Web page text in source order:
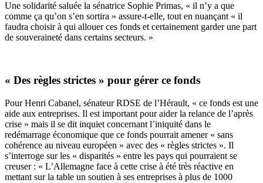
Une solidarité saluée la sénatrice Sophie Primas, « il n’y a que
comme ça qu’on s’en sortira » assure-t-elle, tout en nuançant « il
faudra choisir à qui allouer ces fonds et certainement garder une part
de souveraineté dans certains secteurs. »
« Des règles strictes » pour gérer ce fonds
Pour Henri Cabanel, sénateur RDSE de l’Hérault, « ce fonds est une
aide aux entreprises. Il est important pour aider la relance de l’après
crise » mais il se dit inquiet concernant l’iniquité dans le
redémarrage économique que ce fonds pourrait amener « sans
cohérence au niveau européen » avec des « règles strictes ». Il
s’interroge sur les « disparités » entre les pays qui pourraient se
creuser : « L’Allemagne face à cette crise à été très réactive en
mettant sur la table un soutien à ses entreprises à plus de 1000